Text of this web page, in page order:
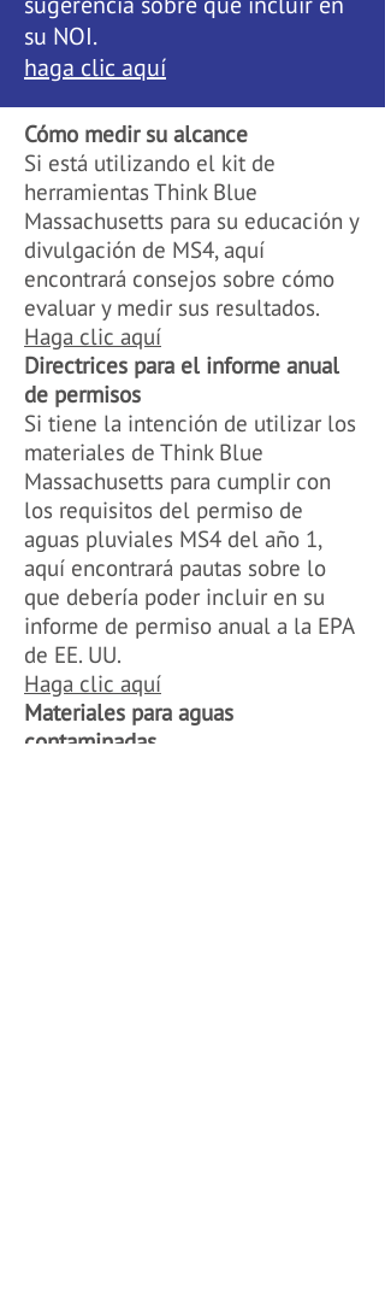
su NOI.
haga clic aquí
Cómo medir su alcance
Si está utilizando el kit de
herramientas Think Blue
Massachusetts para su educación y
divulgación de MS4, aquí
encontrará consejos sobre cómo
evaluar y medir sus resultados.
Haga clic aquí
Directrices para el informe anual
de permisos
Si tiene la intención de utilizar los
materiales de Think Blue
Massachusetts para cumplir con
los requisitos del permiso de
aguas pluviales MS4 del año 1,
aquí encontrará pautas sobre lo
que debería poder incluir en su
informe de permiso anual a la EPA
de EE. UU.
Haga clic aquí
Materiales para aguas
contaminadas